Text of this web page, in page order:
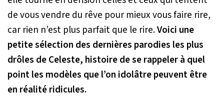
de vous vendre du rêve pour mieux vous faire rire,
car rien n’est plus parfait que le rire.Voici une
petite sélection des dernières parodies les plus
drôles de Celeste, histoire de se rappeler à quel
point les modèles que l’on idolâtre peuvent être
en réalité ridicules.